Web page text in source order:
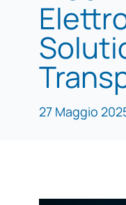
27 Maggio